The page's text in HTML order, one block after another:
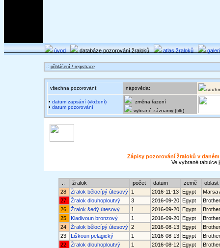
úvod databáze pozorování žraloků atlas žraloků
.: přihlášení / registrace
všechna pozorování: nápověda:
• datum zapsání (vložení)
• datum pozorování
změna řazení
vybrané záznamy (filtr)
Zápisy pozorování žraloků v
Ve vybrané tabulce
.: žralok počet datum země
28
Žralok bělocípý útesový 1 2016-11-13 Egypt
Marsa
27
Žralok dlouhoploutvý 3 2016-09-20 Egypt
26
Žralok šedý útesový 1 2016-09-20 Egypt
25
Kladivoun bronzový 1 2016-09-20 Egypt
24
Žralok bělocípý útesový 2 2016-08-13 Egypt
23
Liškoun pelagický 1 2016-08-13 Egypt
22
Žralok dlouhoploutvý 1 2016-08-12 Egypt